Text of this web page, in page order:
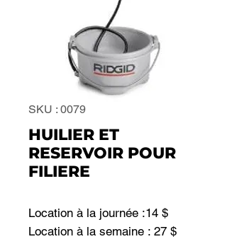
SKU : 0079
HUILIER ET
RESERVOIR POUR
FILIERE
Location à la journée :14 $
Location à la semaine : 27 $